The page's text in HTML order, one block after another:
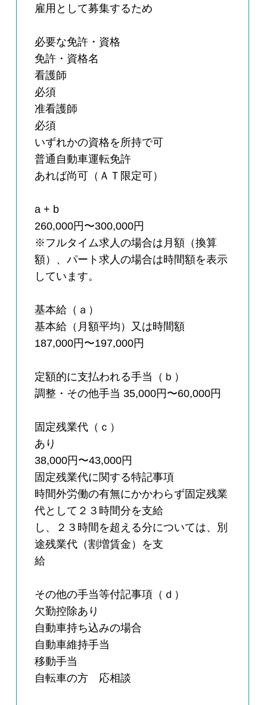
雇用として募集するため
必要な免許・資格
免許・資格名
看護師
必須
准看護師
必須
いずれかの資格を所持で可
普通自動車運転免許
あれば尚可（ＡＴ限定可）
a + b
260,000円〜300,000円
※フルタイム求人の場合は月額（換算
額）、パート求人の場合は時間額を表示
しています。
基本給（ａ）
基本給（月額平均）又は時間額
187,000円〜197,000円
定額的に支払われる手当（ｂ）
調整・その他手当 35,000円〜60,000円
固定残業代（ｃ）
あり
38,000円〜43,000円
固定残業代に関する特記事項
時間外労働の有無にかかわらず固定残業
代として２３時間分を支給
し、２３時間を超える分については、別
途残業代（割増賃金）を支
給
その他の手当等付記事項（ｄ）
欠勤控除あり
自動車持ち込みの場合
自動車維持手当
移動手当
自転車の方 応相談